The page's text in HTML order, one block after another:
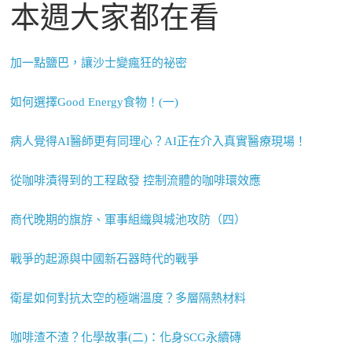
本週大家都在看
加一點鹽巴，讓沙士變瘋狂的祕密
如何選擇Good Energy食物！(一)
病人覺得AI醫師更有同理心？AI正在介入真實醫療現場！
從咖啡漬得到的工程啟發 控制流體的咖啡環效應
商代晚期的旗斿、軍事組織與城池攻防（四）
戰爭的起源與中國新石器時代的戰爭
衛星如何對抗太空的極端溫度？多層隔熱材料
咖啡渣不渣？化學故事(二)：化身SCG永續磚